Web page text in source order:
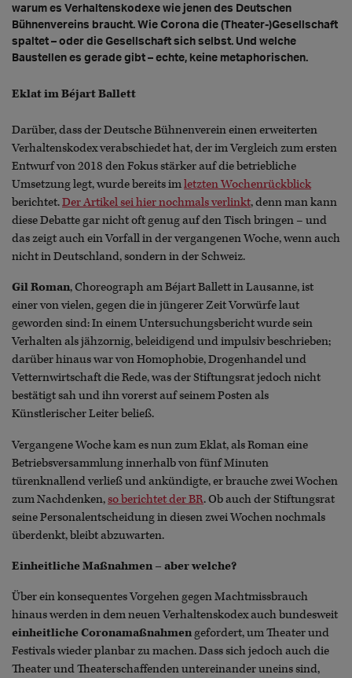
warum es Verhaltenskodexe wie jenen des Deutschen
Bühnenvereins braucht. Wie Corona die (Theater-)Gesellschaft
spaltet – oder die Gesellschaft sich selbst. Und welche
Baustellen es gerade gibt – echte, keine metaphorischen.
Eklat im Béjart Ballett
Darüber, dass der Deutsche Bühnenverein einen erweiterten
Verhaltenskodex verabschiedet hat, der im Vergleich zum ersten
Entwurf von 2018 den Fokus stärker auf die betriebliche
Umsetzung legt, wurde bereits imletzten Wochenrückblick
berichtet.Der Artikel sei hier nochmals verlinkt, denn man kann
diese Debatte gar nicht oft genug auf den Tisch bringen – und
das zeigt auch ein Vorfall in der vergangenen Woche, wenn auch
nicht in Deutschland, sondern in der Schweiz.
Gil Roman, Choreograph am Béjart Ballett in Lausanne, ist
einer von vielen, gegen die in jüngerer Zeit Vorwürfe laut
geworden sind: In einem Untersuchungsbericht wurde sein
Verhalten als jähzornig, beleidigend und impulsiv beschrieben;
darüber hinaus war von Homophobie, Drogenhandel und
Vetternwirtschaft die Rede, was der Stiftungsrat jedoch nicht
bestätigt sah und ihn vorerst auf seinem Posten als
Künstlerischer Leiter beließ.
Vergangene Woche kam es nun zum Eklat, als Roman eine
Betriebsversammlung innerhalb von fünf Minuten
türenknallend verließ und ankündigte, er brauche zwei Wochen
zum Nachdenken,so berichtet der BR. Ob auch der Stiftungsrat
seine Personalentscheidung in diesen zwei Wochen nochmals
überdenkt, bleibt abzuwarten.
Einheitliche Maßnahmen – aber welche?
Über ein konsequentes Vorgehen gegen Machtmissbrauch
hinaus werden in dem neuen Verhaltenskodex auch bundesweit
einheitliche Coronamaßnahmengefordert, um Theater und
Festivals wieder planbar zu machen. Dass sich jedoch auch die
Theater und Theaterschaffenden untereinander uneins sind,